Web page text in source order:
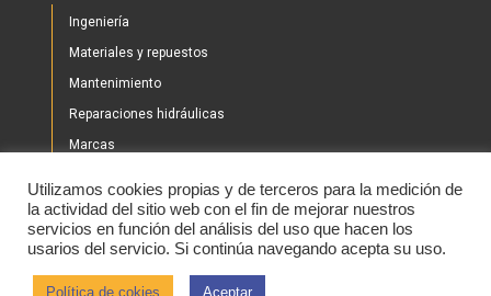
Ingeniería
Materiales y repuestos
Mantenimiento
Reparaciones hidráulicas
Marcas
Tienda
Noticias
Utilizamos cookies propias y de terceros para la medición de
la actividad del sitio web con el fin de mejorar nuestros
servicios en función del análisis del uso que hacen los
usarios del servicio. Si continúa navegando acepta su uso.
Política de cokies Aceptar